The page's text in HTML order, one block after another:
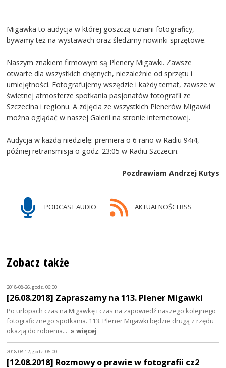
Migawka to audycja w której goszczą uznani fotograficy,
bywamy też na wystawach oraz śledzimy nowinki sprzętowe.
Naszym znakiem firmowym są Plenery Migawki. Zawsze
otwarte dla wszystkich chętnych, niezależnie od sprzętu i
umiejętności. Fotografujemy wszędzie i każdy temat, zawsze w
świetnej atmosferze spotkania pasjonatów fotografii ze
Szczecina i regionu. A zdjęcia ze wszystkich Plenerów Migawki
można oglądać w naszej Galerii na stronie internetowej.
Audycja w każdą niedzielę: premiera o 6 rano w Radiu 94i4,
później retransmisja o godz. 23:05 w Radiu Szczecin.
Pozdrawiam Andrzej Kutys
PODCAST AUDIO AKTUALNOŚCI RSS
Zobacz także
2018-08-26, godz. 06:00
[26.08.2018] Zapraszamy na 113. Plener Migawki
Po urlopach czas na Migawkę i czas na zapowiedź naszego kolejnego
fotograficznego spotkania. 113. Plener Migawki będzie drugą z rzędu
okazją do robienia… » więcej
2018-08-12, godz. 06:00
[12.08.2018] Rozmowy o prawie w fotografii cz2